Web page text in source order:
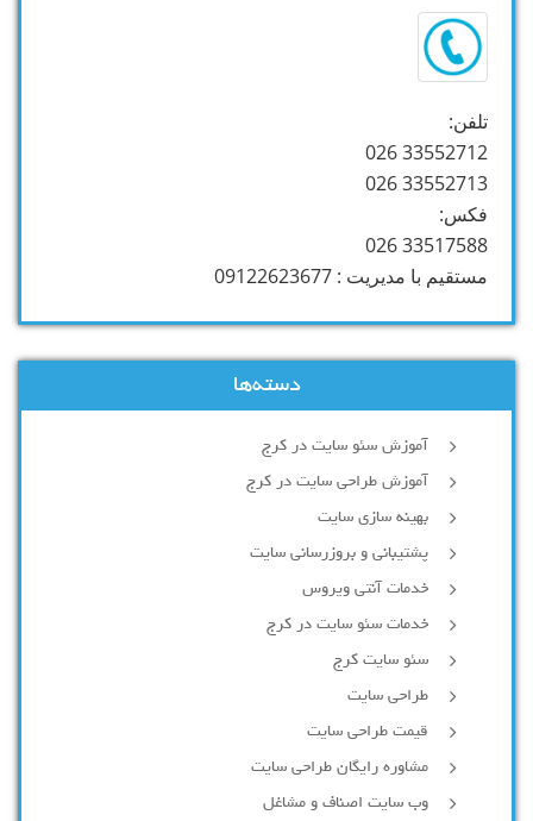
تلفن:
33552712 026
33552713 026
فکس:
33517588 026
مستقیم با مدیریت : 09122623677
دسته‌ها
آموزش سئو سایت در کرج
آموزش طراحی سایت در کرج
بهینه سازی سایت
پشتیبانی و بروزرسانی سایت
خدمات آنتی ویروس
خدمات سئو سایت در کرج
سئو سایت کرج
طراحی سایت
قیمت طراحی سایت
مشاوره رایگان طراحی سایت
وب سایت اصناف و مشاغل